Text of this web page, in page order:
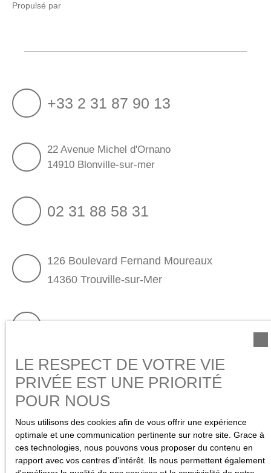
Propulsé par
+33 2 31 87 90 13
22 Avenue Michel d'Ornano
14910 Blonville-sur-mer
02 31 88 58 31
126 Boulevard Fernand Moureaux
14360 Trouville-sur-Mer
02 31 98 15 80
11 Place Morny
14800 Deauville
LE RESPECT DE VOTRE VIE
PRIVÉE EST UNE PRIORITÉ
POUR NOUS
Nous utilisons des cookies afin de vous offrir une expérience
optimale et une communication pertinente sur notre site. Grace à
ces technologies, nous pouvons vous proposer du contenu en
rapport avec vos centres d'intérêt. Ils nous permettent également